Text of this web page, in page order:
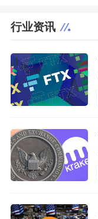
行业资讯